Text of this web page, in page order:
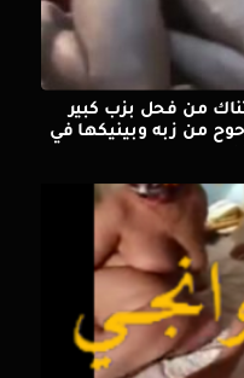
من فحل بزب كبير
من زبه وبينيكها في